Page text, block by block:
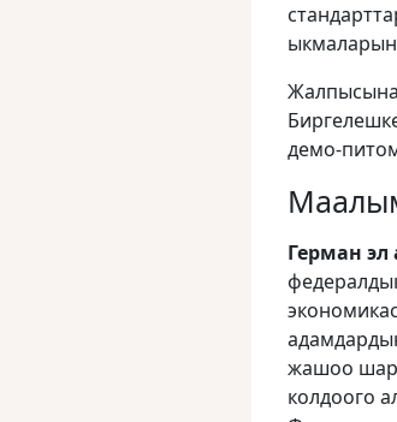
демо-
Герман
жашоо
колдоого